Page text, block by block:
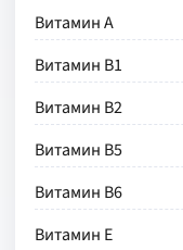
Витамин А
Витамин В1
Витамин В2
Витамин В5
Витамин В6
Витамин Е